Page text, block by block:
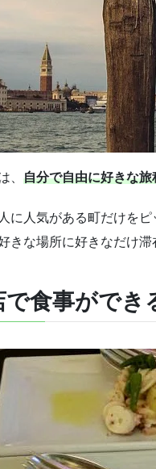
、 自分で自由に好きな旅
に人気がある町だけを
きな場所に好きなだけ滞
食事ができ